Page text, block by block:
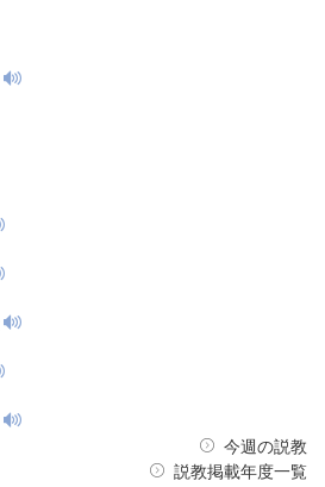
今週の説教
説教掲載年度一覧